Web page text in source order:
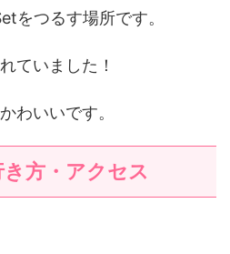
をつるす場所です。
ていました！
わいいです。
方・アクセス